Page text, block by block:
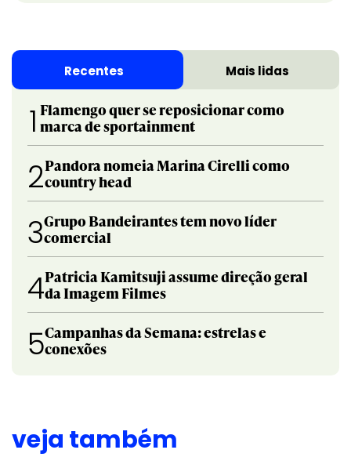
Recentes Mais lidas
1 Flamengo quer se reposicionar como
marca de sportainment
2Pandora nomeia Marina Cirelli como
country head
3Grupo Bandeirantes tem novo líder
comercial
4Patricia Kamitsuji assume direção geral
da Imagem Filmes
5Campanhas da Semana: estrelas e
conexões
veja também